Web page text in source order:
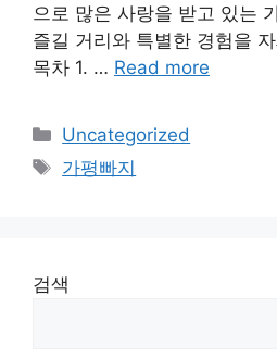
으로 많은 사랑을 받고 있는
즐길 거리와 특별한 경험을
목차 1. … Read more
Categories
Uncategorized
Tags
가평빠지
검색